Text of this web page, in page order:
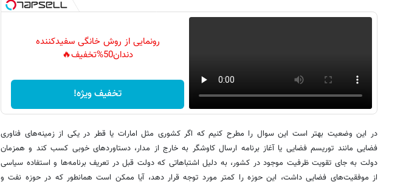
رونمایی از روش خانگی سفیدکننده
دندان50%تخفیف🔥
تخفیف ویژه!
در این وضعیت بهتر است این سوال را مطرح ‌کنیم که اگر کشوری مثل امارات یا قطر در یکی از زمینه‌های فناوری
فضایی مانند توریسم فضایی یا آغاز برنامه ارسال کاوشگر به خارج از مدار، دستاوردهای خوبی کسب کند و همزمان
دولت به جای تقویت ظرفیت موجود در کشور، به دلیل اشتباهاتی که دولت قبل در تعریف برنامه‌ها و استفاده سیاسی
از موفقیت‌های فضایی داشت، این حوزه را کمتر مورد توجه قرار دهد، آیا ممکن است همانطور که در حوزه نفت و